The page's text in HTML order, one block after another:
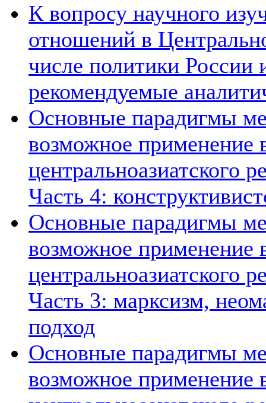
К вопросу научного
отношений в
числе политики России
рекомендуемые
Основные парадигмы
возможное применение
центральноазиатского
Часть 4:
Основные парадигмы
возможное применение
центральноазиатского
Часть 3: марксизм,
подход
Основные парадигмы
возможное применение